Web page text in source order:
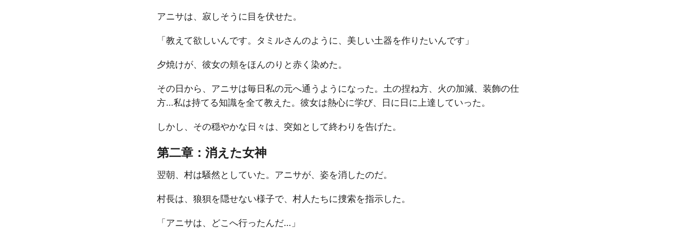
アニサは、寂しそうに目を伏せた。
「教えて欲しいんです。タミルさんのように、美しい土器を作りたいんです」
夕焼けが、彼女の頬をほんのりと赤く染めた。
その日から、アニサは毎日私の元へ通うようになった。土の捏ね方、火の加減、装飾の仕
方…私は持てる知識を全て教えた。彼女は熱心に学び、日に日に上達していった。
しかし、その穏やかな日々は、突如として終わりを告げた。
第二章：消えた女神
翌朝、村は騒然としていた。アニサが、姿を消したのだ。
村長は、狼狽を隠せない様子で、村人たちに捜索を指示した。
「アニサは、どこへ行ったんだ…」